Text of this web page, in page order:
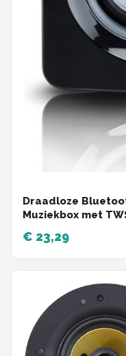
Draadloze
Muziekbox met
Waterfonteinen -
Compact en
€ 23,29